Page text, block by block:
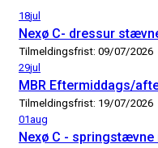
18jul
Nexø C- dressur
Tilmeldingsfrist: 09/07/2026
29jul
MBR Eftermiddags/
Tilmeldingsfrist: 19/07/2026
01aug
Nexø C - springstævne